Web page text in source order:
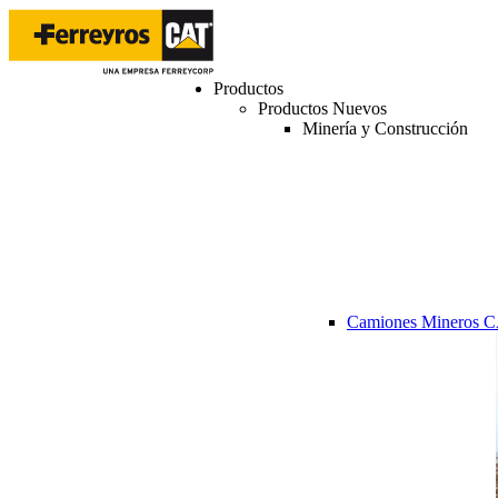
Productos
Productos Nuevos
Minería y Construcción
Camiones Mineros